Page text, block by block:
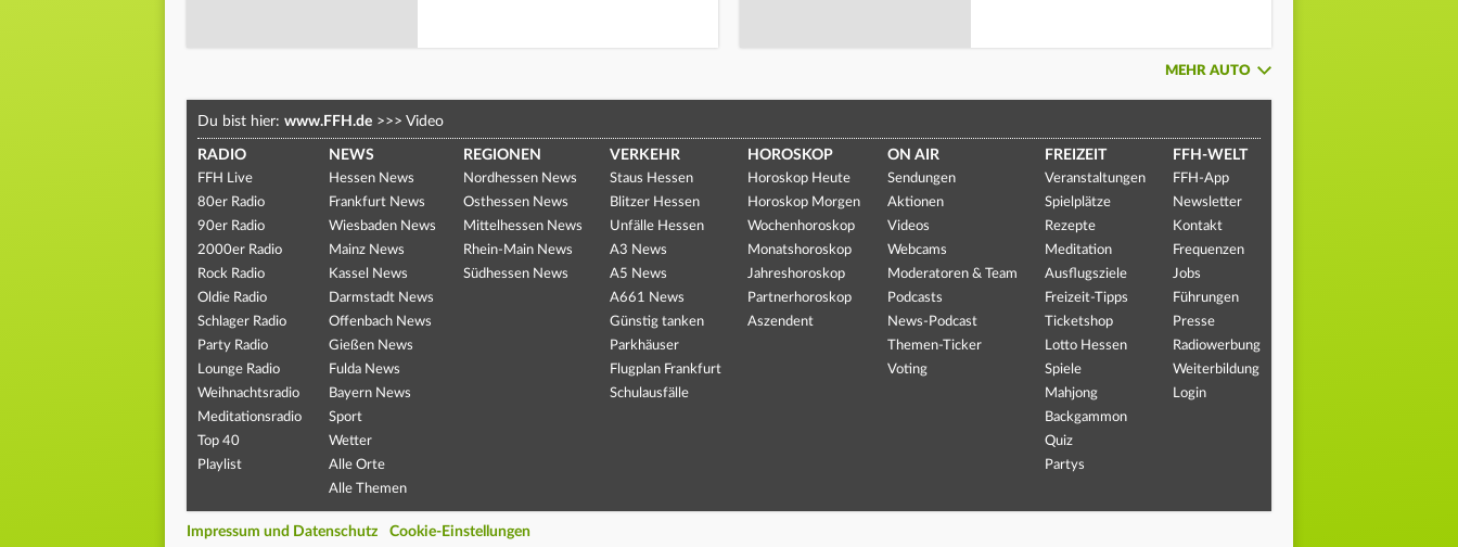
MEHR AUTO
Du bist hier: www.FFH.de >>> Video
RADIO
FFH Live
80er Radio
90er Radio
2000er Radio
Rock Radio
Oldie Radio
Schlager Radio
Party Radio
Lounge Radio
Weihnachtsradio
Meditationsradio
Top 40
Playlist
NEWS
Hessen News
Frankfurt News
Wiesbaden News
Mainz News
Kassel News
Darmstadt News
Offenbach News
Gießen News
Fulda News
Bayern News
Sport
Wetter
Alle Orte
Alle Themen
REGIONEN
Nordhessen News
Osthessen News
Mittelhessen News
Rhein-Main News
Südhessen News
VERKEHR
Staus Hessen
Blitzer Hessen
Unfälle Hessen
A3 News
A5 News
A661 News
Günstig tanken
Parkhäuser
Flugplan Frankfurt
Schulausfälle
HOROSKOP
Horoskop Heute
Horoskop Morgen
Wochenhoroskop
Monatshoroskop
Jahreshoroskop
Partnerhoroskop
Aszendent
ON AIR
Sendungen
Aktionen
Videos
Webcams
Moderatoren & Team
Podcasts
News-Podcast
Themen-Ticker
Voting
FREIZEIT
Veranstaltungen
Spielplätze
Rezepte
Meditation
Ausflugsziele
Freizeit-Tipps
Ticketshop
Lotto Hessen
Spiele
Mahjong
Backgammon
Quiz
Partys
FFH-WELT
FFH-App
Newsletter
Kontakt
Frequenzen
Jobs
Führungen
Presse
Radiowerbung
Weiterbildung
Login
Impressum und Datenschutz Cookie-Einstellungen